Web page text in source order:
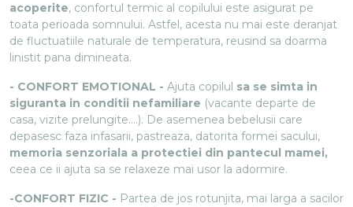
acoperite, confortul termic al copilului este asigurat pe
toata perioada somnului. Astfel, acesta nu mai este deranjat
de fluctuatiile naturale de temperatura, reusind sa doarma
linistit pana dimineata.
- CONFORT EMOTIONAL - Ajuta copilul sa se simta in
siguranta in conditii nefamiliare (vacante departe de
casa, vizite prelungite….). De asemenea bebelusii care
depasesc faza infasarii, pastreaza, datorita formei sacului,
memoria senzoriala a protectiei din pantecul mamei,
ceea ce ii ajuta sa se relaxeze mai usor la adormire.
-CONFORT FIZIC - Partea de jos rotunjita, mai larga a sacilor